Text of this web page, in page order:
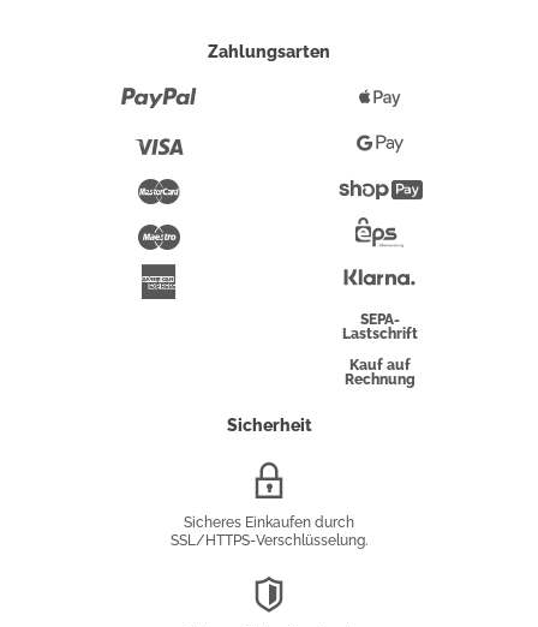
Zahlungsarten
Maestro
Pay
Google
Pay
Überweisung
SEPA-
Lastschrift
Kauf auf
Rechnung
Sicherheit
Sicheres Einkaufen durch
SSL/HTTPS-Verschlüsselung.